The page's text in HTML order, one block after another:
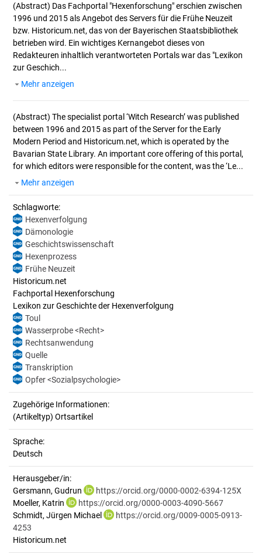
(Abstract) Das Fachportal "Hexenforschung" erschien zwischen
1996 und 2015 als Angebot des Servers für die Frühe Neuzeit
bzw. Historicum.net, das von der Bayerischen Staatsbibliothek
betrieben wird. Ein wichtiges Kernangebot dieses von
Redakteuren inhaltlich verantworteten Portals war das "Lexikon
zur Geschich...
Mehr anzeigen
(Abstract) The specialist portal ‘Witch Research’ was published
between 1996 and 2015 as part of the Server for the Early
Modern Period and Historicum.net, which is operated by the
Bavarian State Library. An important core offering of this portal,
for which editors were responsible for the content, was the ‘Le...
Mehr anzeigen
Schlagworte:
Hexenverfolgung
Dämonologie
Geschichtswissenschaft
Hexenprozess
Frühe Neuzeit
Historicum.net
Fachportal Hexenforschung
Lexikon zur Geschichte der Hexenverfolgung
Toul
Wasserprobe <Recht>
Rechtsanwendung
Quelle
Transkription
Opfer <Sozialpsychologie>
Zugehörige Informationen:
(Artikeltyp) Ortsartikel
Sprache:
Deutsch
Herausgeber/in:
Gersmann, Gudrun
https://orcid.org/0000-0002-6394-125X
Moeller, Katrin
https://orcid.org/0000-0003-4090-5667
Schmidt, Jürgen Michael
https://orcid.org/0009-0005-0913-
4253
Historicum.net